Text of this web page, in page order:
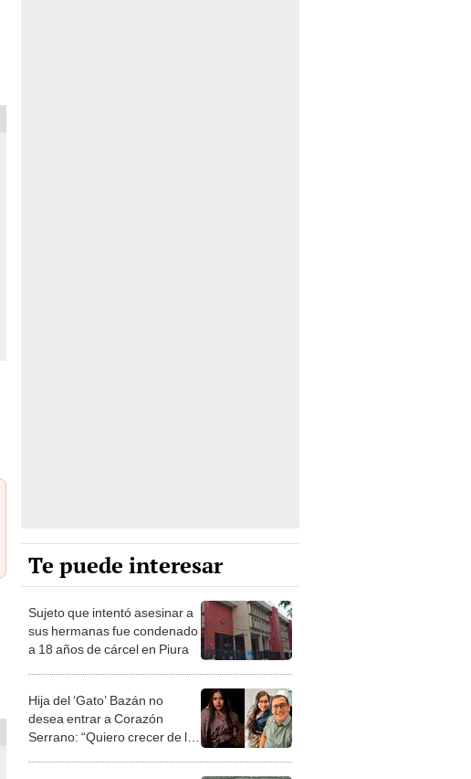
Te puede interesar
Sujeto que intentó asesinar a
sus hermanas fue condenado
a 18 años de cárcel en Piura
Hija del ‘Gato’ Bazán no
desea entrar a Corazón
Serrano: “Quiero crecer de la